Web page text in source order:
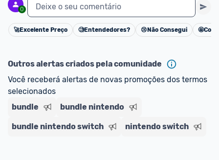
0 Deixe o seu comentário
Cancelar
🚀Excelente Preço 🧐Entendedores? 😢 Não Consegui 🤩
Outros alertas criados pela comunidade
Você receberá alertas de novas promoções dos termos
selecionados
bundle
bundle nintendo
bundle nintendo switch nintendo switch